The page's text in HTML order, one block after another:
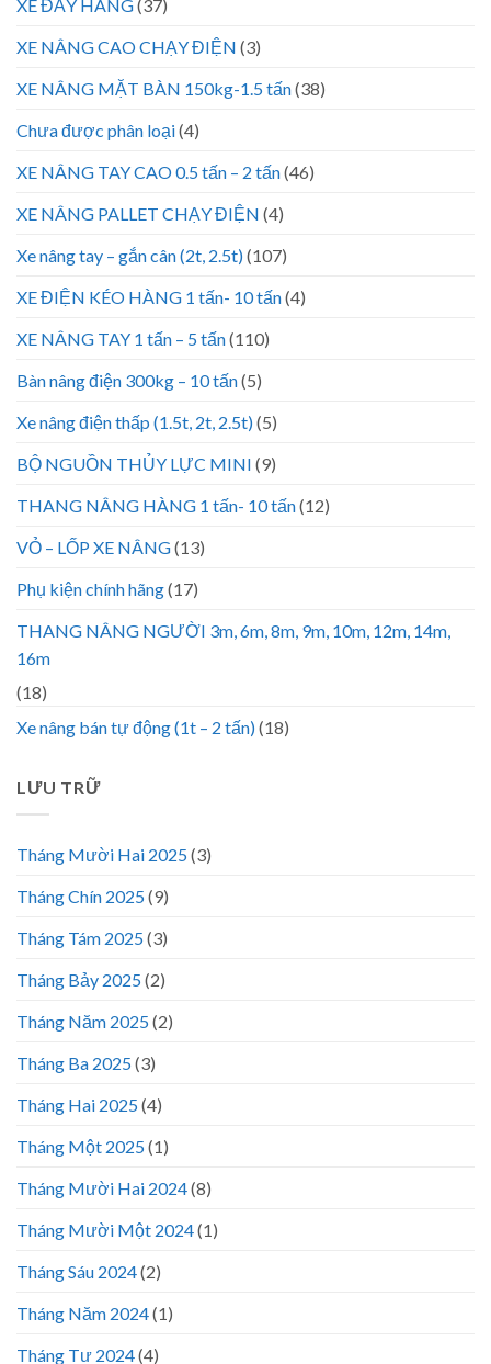
XE ĐẨY HÀNG(37)
XE NÂNG CAO CHẠY ĐIỆN (3)
XE NÂNG MẶT BÀN 150kg-1.5 tấn(38)
Chưa được phân loại(4)
XE NÂNG TAY CAO 0.5 tấn – 2 tấn(46)
XE NÂNG PALLET CHẠY ĐIỆN (4)
Xe nâng tay – gắn cân (2t, 2.5t)(107)
XE ĐIỆN KÉO HÀNG 1 tấn- 10 tấn(4)
XE NÂNG TAY 1 tấn – 5 tấn(110)
Bàn nâng điện 300kg – 10 tấn(5)
Xe nâng điện thấp (1.5t, 2t, 2.5t)(5)
BỘ NGUỒN THỦY LỰC MINI (9)
THANG NÂNG HÀNG 1 tấn- 10 tấn(12)
VỎ – LỐP XE NÂNG(13)
Phụ kiện chính hãng(17)
THANG NÂNG NGƯỜI 3m, 6m, 8m, 9m, 10m, 12m, 14m,
16m
(18)
Xe nâng bán tự động (1t – 2 tấn)(18)
LƯU TRỮ
Tháng Mười Hai 2025(3)
Tháng Chín 2025(9)
Tháng Tám 2025(3)
Tháng Bảy 2025(2)
Tháng Năm 2025(2)
Tháng Ba 2025(3)
Tháng Hai 2025(4)
Tháng Một 2025(1)
Tháng Mười Hai 2024(8)
Tháng Mười Một 2024(1)
Tháng Sáu 2024(2)
Tháng Năm 2024(1)
Tháng Tư 2024(4)